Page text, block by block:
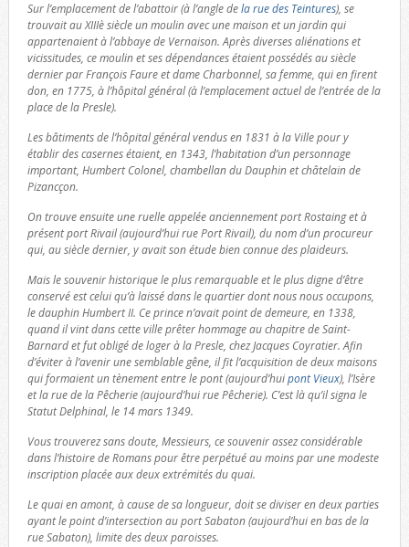
Sur l’emplacement de l’abattoir (à l’angle dela rue des Teintures), se
trouvait au XIIIè siècle un moulin avec une maison et un jardin qui
appartenaient à l’abbaye de Vernaison. Après diverses aliénations et
vicissitudes, ce moulin et ses dépendances étaient possédés au siècle
dernier par François Faure et dame Charbonnel, sa femme, qui en firent
don, en 1775, à l’hôpital général (à l’emplacement actuel de l’entrée de la
place de la Presle).
Les bâtiments de l’hôpital général vendus en 1831 à la Ville pour y
établir des casernes étaient, en 1343, l’habitation d’un personnage
important, Humbert Colonel, chambellan du Dauphin et châtelain de
Pizancçon.
On trouve ensuite une ruelle appelée anciennement port Rostaing et à
présent port Rivail (aujourd’hui rue Port Rivail), du nom d’un procureur
qui, au siècle dernier, y avait son étude bien connue des plaideurs.
Mais le souvenir historique le plus remarquable et le plus digne d’être
conservé est celui qu’à laissé dans le quartier dont nous nous occupons,
le dauphin Humbert II. Ce prince n’avait point de demeure, en 1338,
quand il vint dans cette ville prêter hommage au chapitre de Saint-
Barnard et fut obligé de loger à la Presle, chez Jacques Coyratier. Afin
d’éviter à l’avenir une semblable gêne, il fit l’acquisition de deux maisons
qui formaient un tènement entre le pont (aujourd’huipont Vieux), l’Isère
et la rue de la Pêcherie (aujourd’hui rue Pêcherie). C’est là qu’il signa le
Statut Delphinal, le 14 mars 1349.
Vous trouverez sans doute, Messieurs, ce souvenir assez considérable
dans l’histoire de Romans pour être perpétué au moins par une modeste
inscription placée aux deux extrémités du quai.
Le quai en amont, à cause de sa longueur, doit se diviser en deux parties
ayant le point d’intersection au port Sabaton (aujourd’hui en bas de la
rue Sabaton), limite des deux paroisses.